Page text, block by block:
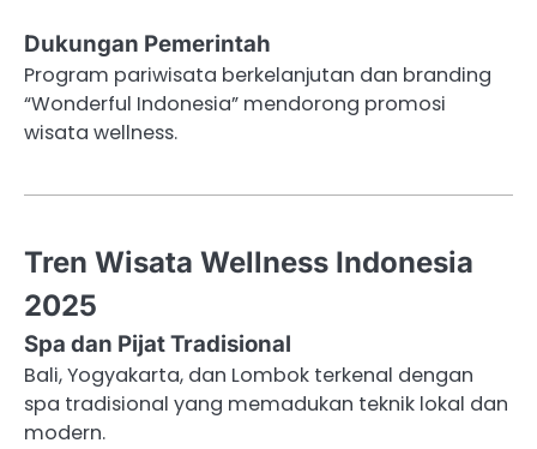
Dukungan Pemerintah
Program pariwisata berkelanjutan dan branding
“Wonderful Indonesia” mendorong promosi
wisata wellness.
Tren Wisata Wellness Indonesia
2025
Spa dan Pijat Tradisional
Bali, Yogyakarta, dan Lombok terkenal dengan
spa tradisional yang memadukan teknik lokal dan
modern.